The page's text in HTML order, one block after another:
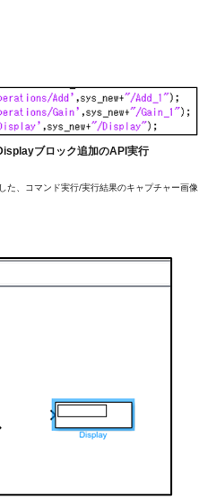
ブロック追加のAPI実行
た、コマンド実行/実行結果のキャプチャー画像